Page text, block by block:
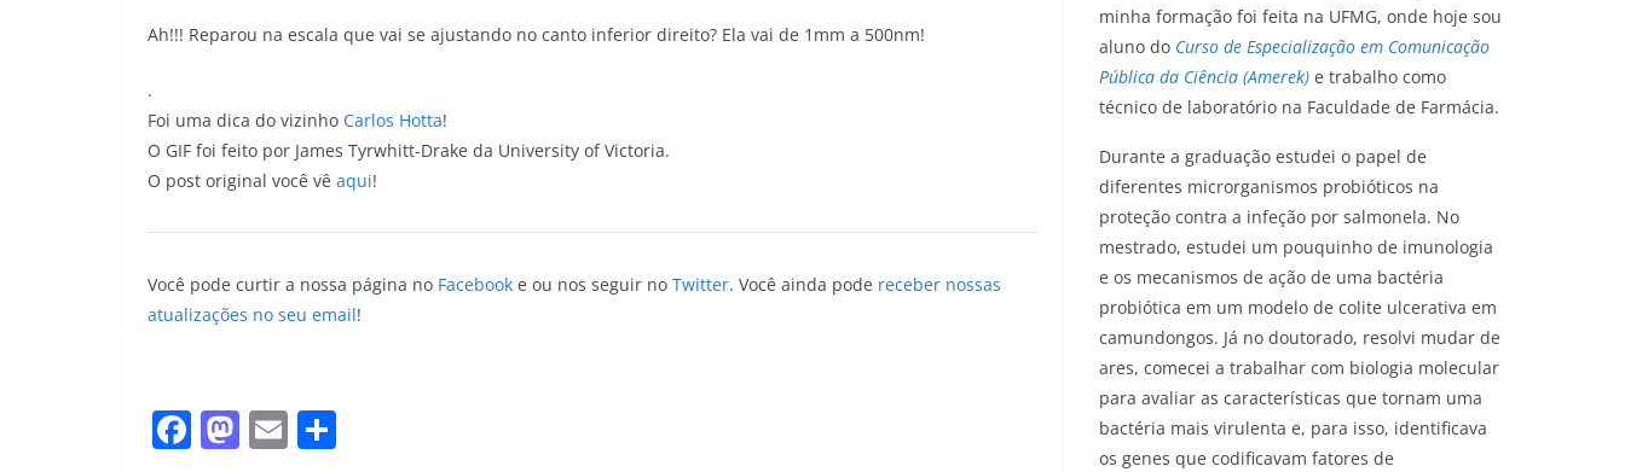
Ah!!! Reparou na escala que vai se ajustando no canto inferior direito? Ela vai de 1mm a 500nm!
.
Foi uma dica do vizinho Carlos Hotta!
O GIF foi feito por James Tyrwhitt-Drake da University of Victoria.
O post original você vê aqui!
Você pode curtir a nossa página no Facebook e ou nos seguir no Twitter. Você ainda pode receber nossas
atualizações no seu email!
F M E
minha formação foi feita na UFMG, onde hoje sou
aluno do Curso de Especialização em Comunicação
Pública da Ciência (Amerek) e trabalho como
técnico de laboratório na Faculdade de Farmácia.
Durante a graduação estudei o papel de
diferentes microrganismos probióticos na
proteção contra a infeção por salmonela. No
mestrado, estudei um pouquinho de imunologia
e os mecanismos de ação de uma bactéria
probiótica em um modelo de colite ulcerativa em
camundongos. Já no doutorado, resolvi mudar de
ares, comecei a trabalhar com biologia molecular
para avaliar as características que tornam uma
bactéria mais virulenta e, para isso, identificava
os genes que codificavam fatores de